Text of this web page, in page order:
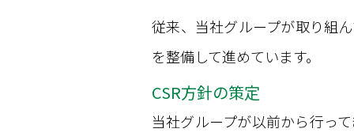
従来、当社グループが取り組
を整備して進めています。
CSR方針の策定
当社グループが以前から行っ